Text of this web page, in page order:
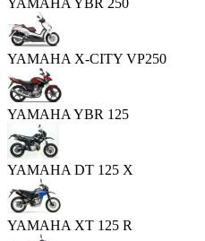
YAMAHA YBR 250
YAMAHA X-CITY VP250
YAMAHA YBR 125
YAMAHA DT 125 X
YAMAHA XT 125 R